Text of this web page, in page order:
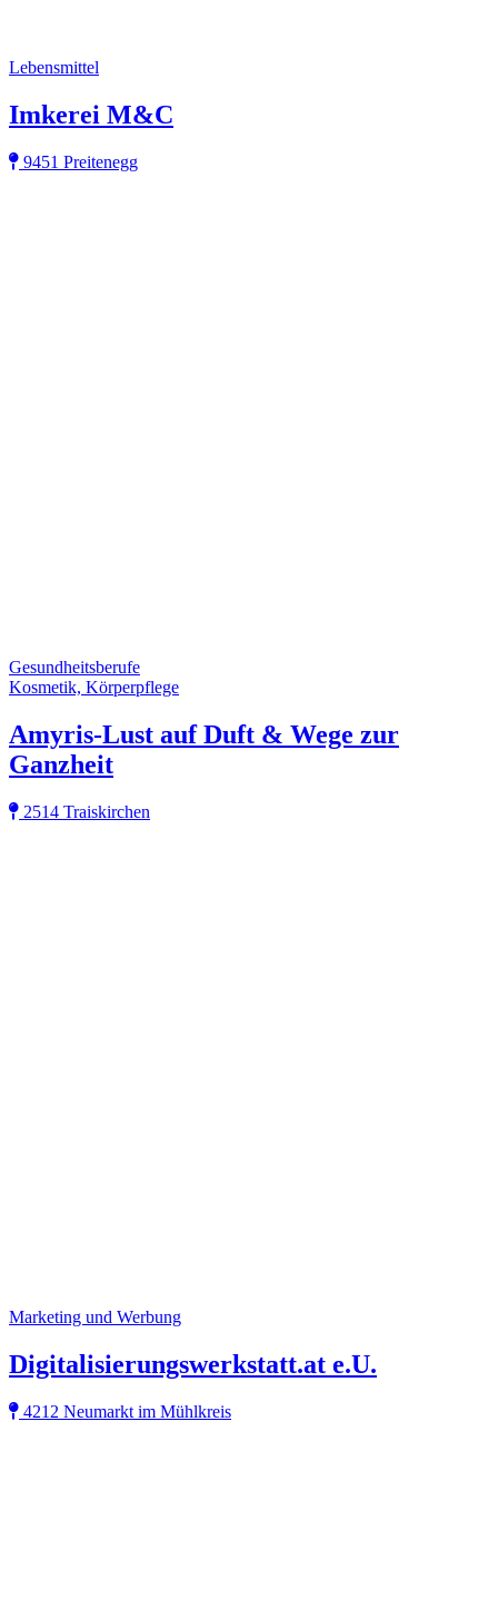
Lebensmittel
Imkerei M&C
9451 Preitenegg
Gesundheitsberufe
Kosmetik, Körperpflege
Amyris-Lust auf Duft & Wege zur
Ganzheit
2514 Traiskirchen
Marketing und Werbung
Digitalisierungswerkstatt.at e.U.
4212 Neumarkt im Mühlkreis